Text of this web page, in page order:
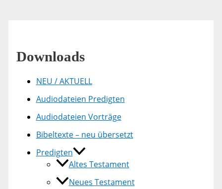
Downloads
NEU / AKTUELL
Audiodateien Predigten
Audiodateien Vorträge
Bibeltexte – neu übersetzt
Predigten
Altes Testament
Neues Testament